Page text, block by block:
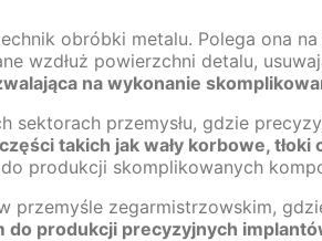
obróbki metalu. Polega ona
wzdłuż powierzchni detalu,
na wykonanie
przemysłu, gdzie
takich jak wały korbowe, tłoki
produkcji skomplikowanych
przemyśle zegarmistrzowskim,
produkcji precyzyjnych